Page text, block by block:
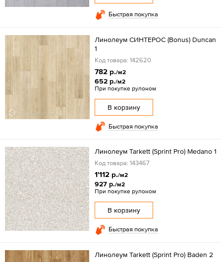
Быстрая покупка
Линолеум СИНТЕРОС (Bonus) Duncan
1
Код товара: 142620
782 р./м2
652 р./м2
При покупке рулоном
В корзину
Быстрая покупка
Линолеум Tarkett (Sprint Pro) Medano 1
Код товара: 143467
1'112 р./м2
927 р./м2
При покупке рулоном
В корзину
Быстрая покупка
Линолеум Tarkett (Sprint Pro) Baden 2